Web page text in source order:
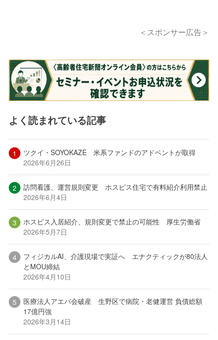
＜スポンサー広告＞
よく読まれている記事
ツクイ・SOYOKAZE 米系ファンドのアドベントが取得
2026年6月26日
訪問看護、運営規則変更 ホスピス住宅で有料紹介利用禁止
2026年6月4日
ホスピス入居紹介、規則変更で禁止の可能性 厚生労働省
2026年5月7日
フィジカルAI、介護現場で実証へ エナクティックが80法人
とMOU締結
2026年4月10日
医療法人アエバ会破産 生野区で病院・老健運営 負債総額
17億円強
2026年3月14日